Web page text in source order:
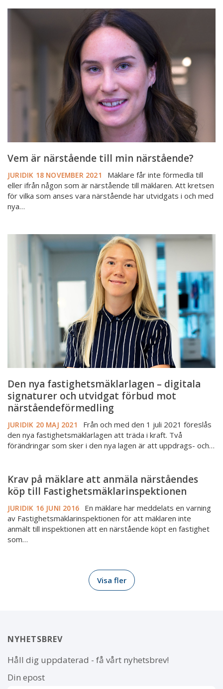
Vem
Vem är närstående till min närstående?
JURIDIK 18 NOVEMBER 2021
Mäklare får inte förmedla till
eller ifrån någon som är närstående till mäklaren. Att kretsen
för vilka som anses vara närstående har utvidgats i och med
nya…
Den
fastighetsmäklarlagen
digitala
signaturer
närståendeförmedling
Den nya fastighetsmäklarlagen – digitala
signaturer och utvidgat förbud mot
närståendeförmedling
JURIDIK 20 MAJ 2021
Från och med den 1 juli 2021 föreslås
den nya fastighetsmäklarlagen att träda i kraft. Två
förändringar som sker i den nya lagen är att uppdrags- och…
på
mäklare
att
anmäla
närståendes
Fastighetsmäklarinspektionen
Krav på mäklare att anmäla närståendes
köp till Fastighetsmäklarinspektionen
JURIDIK 16 JUNI 2016
En mäklare har meddelats en varning
av Fastighetsmäklarinspektionen för att mäklaren inte
anmält till inspektionen att en närstående köpt en fastighet
som…
Visa fler
NYHETSBREV
Håll dig uppdaterad - få vårt nyhetsbrev!
Din epost